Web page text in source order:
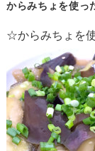
からみちょを使っ
☆からみちょを